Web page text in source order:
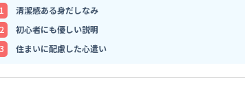
清潔感ある身だしなみ
初心者にも優しい説明
住まいに配慮した心遣い